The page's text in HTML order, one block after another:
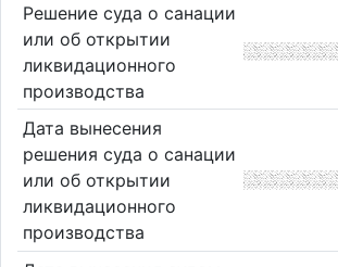
Решение суда о санации
или об открытии
ликвидационного
производства
Дата вынесения
решения суда о санации
или об открытии
ликвидационного
производства